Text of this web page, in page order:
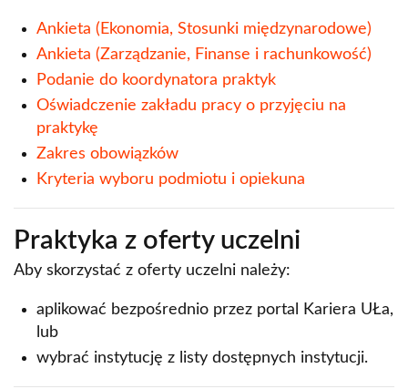
Ankieta (Ekonomia, Stosunki międzynarodowe)
Ankieta (Zarządzanie, Finanse i rachunkowość)
Podanie do koordynatora praktyk
Oświadczenie zakładu pracy o przyjęciu na
praktykę
Zakres obowiązków
Kryteria wyboru podmiotu i opiekuna
Praktyka z oferty uczelni
Aby skorzystać z oferty uczelni należy:
aplikować bezpośrednio przez portal Kariera UŁa,
lub
wybrać instytucję z listy dostępnych instytucji.